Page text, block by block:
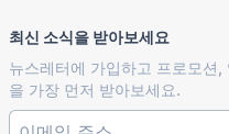
최신 소식을 받아보세요
뉴스레터에 가입하고 프로모션,
을 가장 먼저 받아보세요.